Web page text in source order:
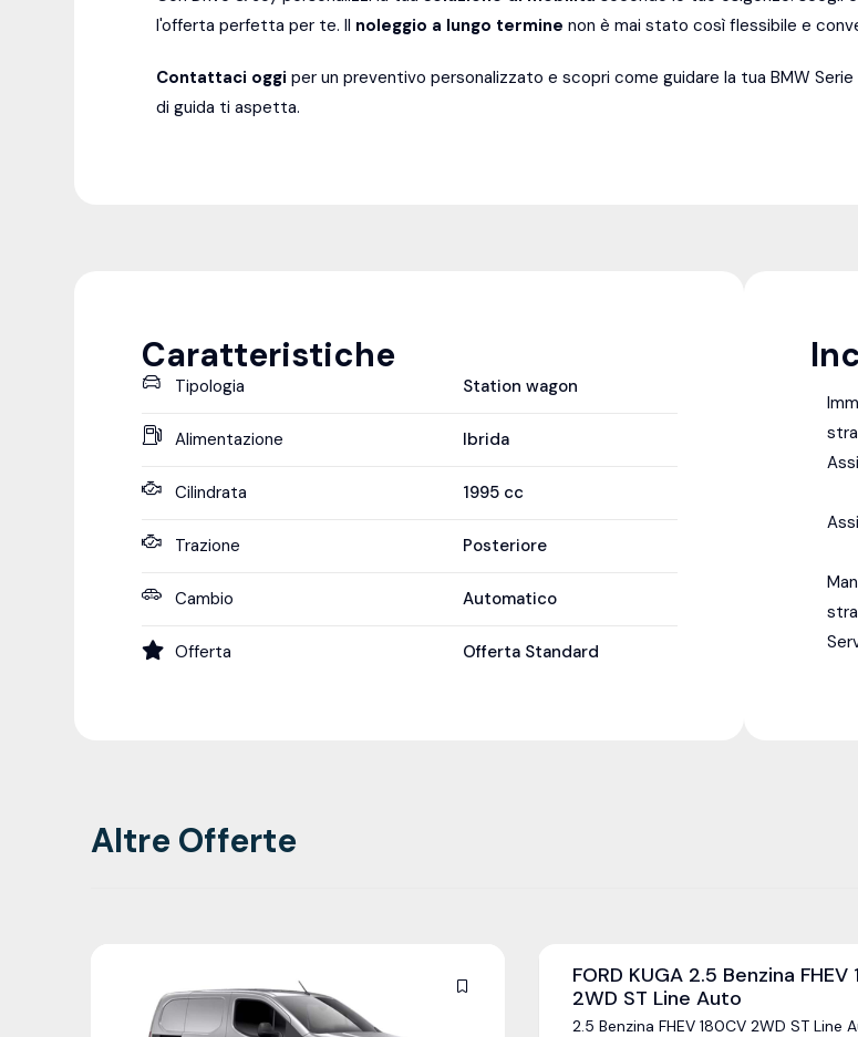
l'offerta perfetta per te. Il noleggio a lungo termine non è mai stato così flessibile e
Contattaci oggi per un preventivo personalizzato e scopri come guidare la tua BMW
di guida ti aspetta.
Caratteristiche
Tipologia Station wagon
Alimentazione Ibrida
Cilindrata 1995 cc
Trazione Posteriore
Cambio Automatico
Offerta Offerta Standard
Altre Offerte
FORD KUGA 2.5 Benzina FHEV
2WD ST Line Auto
2.5 Benzina FHEV 180CV 2WD ST Line